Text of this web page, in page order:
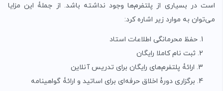
است در بسیاری از پلتفرم‌ها وجود نداشته باشد. از جملۀ این مزایا
می‌توان به موارد زیر اشاره کرد:
حفظ محرمانگی اطلاعات استاد
ثبت نام کاملا رایگان
ارائۀ پلتفرم‌های رایگان برای تدریس آنلاین
برگزاری دورۀ اخلاق حرفه‌ای برای اساتید و ارائۀ گواهینامه